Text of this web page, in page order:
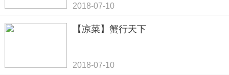
2018-07-10
【凉菜】蟹行天下
2018-07-10